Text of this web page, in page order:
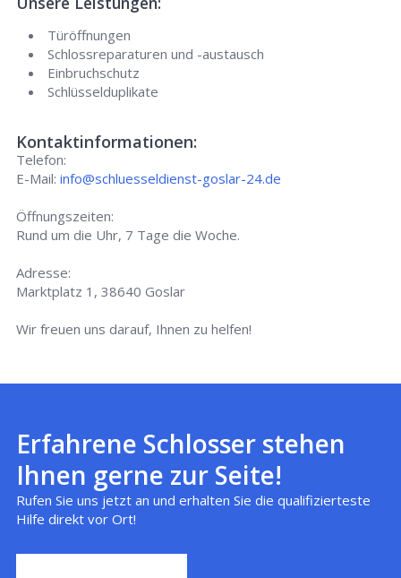
Türöffnungen
Schlossreparaturen und -austausch
Einbruchschutz
Schlüsselduplikate
Kontaktinformationen:
Telefon:
E-Mail:info@schluesseldienst-goslar-24.de
Öffnungszeiten:
Rund um die Uhr, 7 Tage die Woche.
Adresse:
Marktplatz 1, 38640 Goslar
Wir freuen uns darauf, Ihnen zu helfen!
Erfahrene Schlosser stehen
Ihnen gerne zur Seite!
Rufen Sie uns jetzt an und erhalten Sie die qualifizierteste
Hilfe direkt vor Ort!